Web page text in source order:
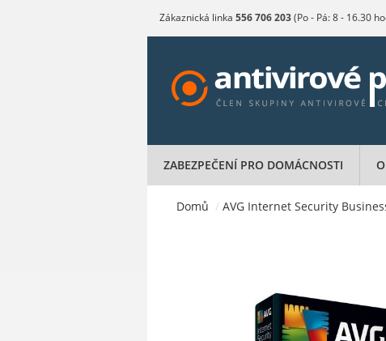
Zákaznická linka 556 706 203(Po - Pá: 8 - 16.30
ZABEZPEČENÍ PRO DOMÁCNOSTI
Domů / AVG Internet Security